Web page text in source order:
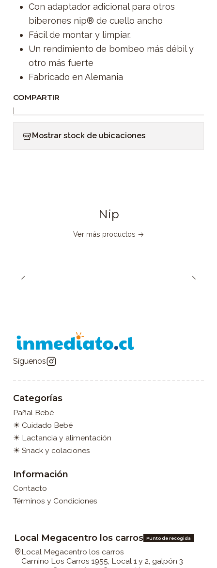
Con adaptador adicional para otros
biberones nip® de cuello ancho
Fácil de montar y limpiar.
Un rendimiento de bombeo más débil y
otro más fuerte
Fabricado en Alemania
COMPARTIR
Mostrar stock de ubicaciones
Nip
Ver más productos
Síguenos
Categorías
Pañal Bebé
☀ Cuidado Bebé
☀ Lactancia y alimentación
☀ Snack y colaciones
Información
Contacto
Términos y Condiciones
Local Megacentro los carros Punto de recogida
Local Megacentro los carros
Camino Los Carros 1955, Local 1 y 2, galpón 3